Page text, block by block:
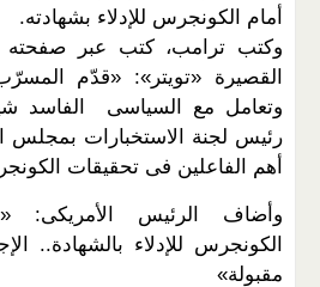
أمام الكونجرس للإدلاء بشهادته.
وكتب ترامب، كتب عبر صفحته
القصيرة «تويتر»: «قدّم
وتعامل مع السياسى الفاسد
رئيس لجنة الاستخبارات بمجلس
أهم الفاعلين فى تحقيقات
وأضاف الرئيس الأمريكى:
الكونجرس للإدلاء بالشهادة..
مقبولة»